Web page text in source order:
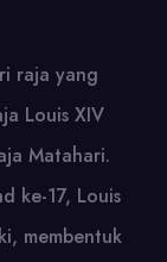
raja yang
Louis XIV
Matahari.
ke-17, Louis
membentuk